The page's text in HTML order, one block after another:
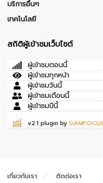
บริการอื่นๆ
เทคโนโลยี
สถิติผู้เข้าชมเว็บไซต์
ผู้เข้าชมตอนนี้
ผู้เข้าชมทุกหน้า
ผู้เข้าชมวันนี้
ผู้เข้าชมเดือนนี้
ผู้เข้าชมปีนี้
v2.1 plugin by
เกี่ยวกับเรา ติดต่อเรา